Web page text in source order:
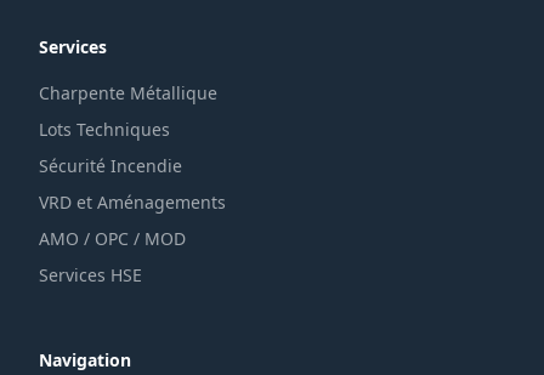
Services
Charpente Métallique
Lots Techniques
Sécurité Incendie
VRD et Aménagements
AMO / OPC / MOD
Services HSE
Navigation